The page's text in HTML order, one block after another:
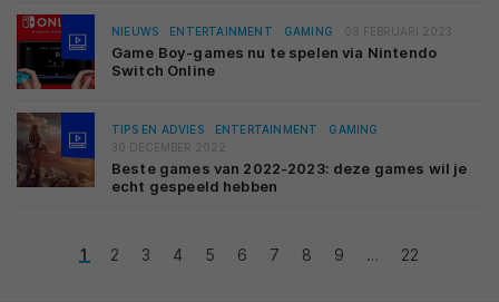
NIEUWS ENTERTAINMENT GAMING 09 FEBRUARI 2023
Game Boy-games nu te spelen via Nintendo
Switch Online
TIPS EN ADVIES ENTERTAINMENT
GAMING
30 DECEMBER 2022
Beste games van 2022-2023: deze games wil je
echt gespeeld hebben
1 2 3 4 5 6 7 8 9 … 22